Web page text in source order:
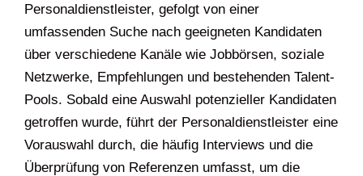
Personaldienstleister, gefolgt von einer
umfassenden Suche nach geeigneten Kandidaten
über verschiedene Kanäle wie Jobbörsen, soziale
Netzwerke, Empfehlungen und bestehenden Talent-
Pools. Sobald eine Auswahl potenzieller Kandidaten
getroffen wurde, führt der Personaldienstleister eine
Vorauswahl durch, die häufig Interviews und die
Überprüfung von Referenzen umfasst, um die